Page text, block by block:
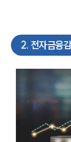
2. 전자금융